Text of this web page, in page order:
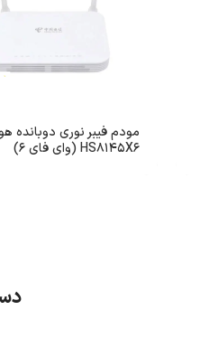
مودم فیبر نوری دوبانده
HS8145X6 (وای فای 6)